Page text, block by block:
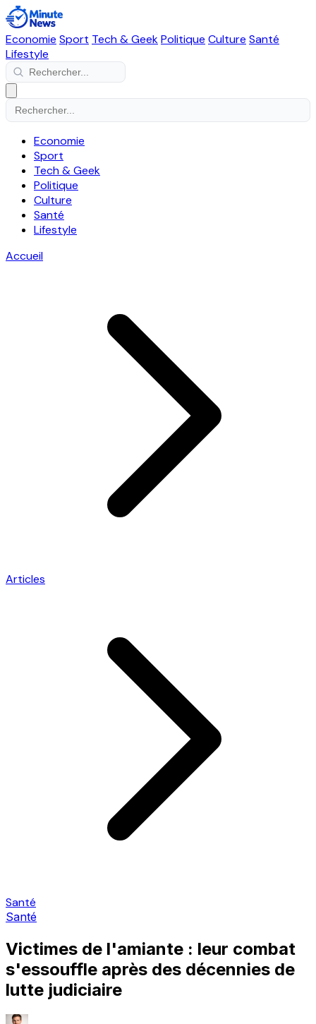
Economie Sport Tech & GeekPolitique Culture Santé
Lifestyle
Economie
Sport
Tech & Geek
Politique
Culture
Santé
Lifestyle
Accueil
Articles
Santé
Santé
Victimes de l'amiante : leur combat
s'essouffle après des décennies de
lutte judiciaire